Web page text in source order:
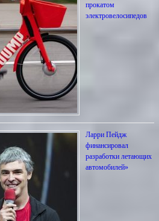
прокатом
электровелосипедов
Ларри Пейдж
финансировал
разработки летающих
автомобилей»